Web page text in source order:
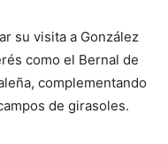
su visita a González
como el Bernal de
complementando
de girasoles.